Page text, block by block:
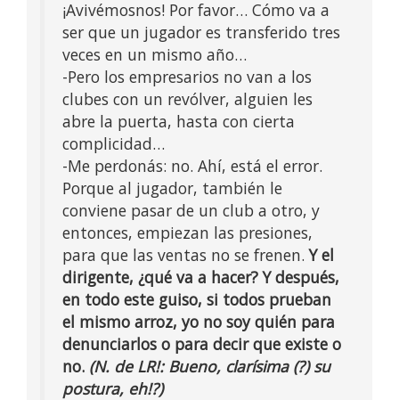
¡Avivémosnos! Por favor… Cómo va a
ser que un jugador es transferido tres
veces en un mismo año…
-Pero los empresarios no van a los
clubes con un revólver, alguien les
abre la puerta, hasta con cierta
complicidad…
-Me perdonás: no. Ahí, está el error.
Porque al jugador, también le
conviene pasar de un club a otro, y
entonces, empiezan las presiones,
para que las ventas no se frenen.Y el
dirigente, ¿qué va a hacer? Y después,
en todo este guiso, si todos prueban
el mismo arroz, yo no soy quién para
denunciarlos o para decir que existe o
no. (N. de LR!: Bueno, clarísima (?) su
postura, eh!?)